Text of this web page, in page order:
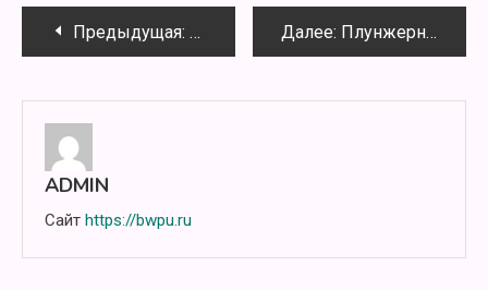
Навигация
записям
Предыдущая: Дозирование гипохлорита натрия
Далее: Плунжерные насосы высокого давления для систем обратного осмоса
ADMIN
Сайт https://bwpu.ru